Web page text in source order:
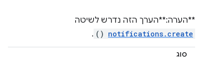
**הערה:**הערך הזה נדרש לשיטה
notifications.create
()
.
סוג